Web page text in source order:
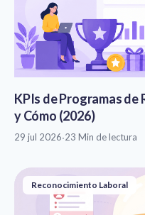
KPIs de Programas
y Cómo (2026)
29 jul 2026·23 Min de lectura
Reconocimiento Laboral